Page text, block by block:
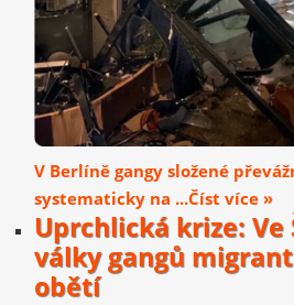
V Berlíně gangy složené
systematicky na ...Číst více »
Uprchlická krize: Ve
války gangů
obětí